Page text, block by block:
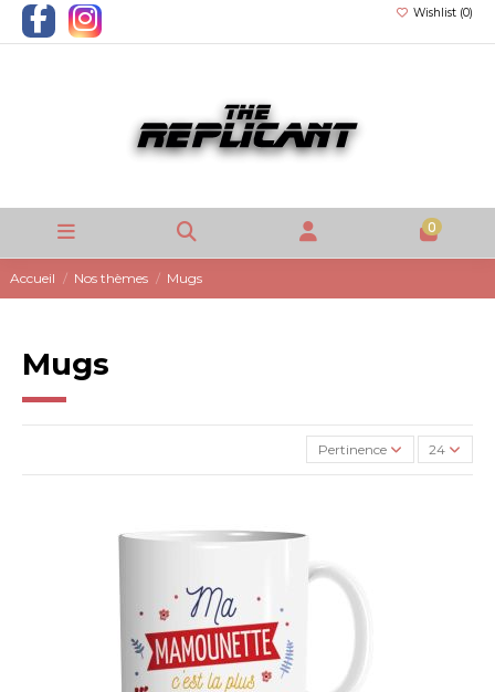
Wishlist (0)
0
Accueil Nos thèmes Mugs
Mugs
Pertinence 24